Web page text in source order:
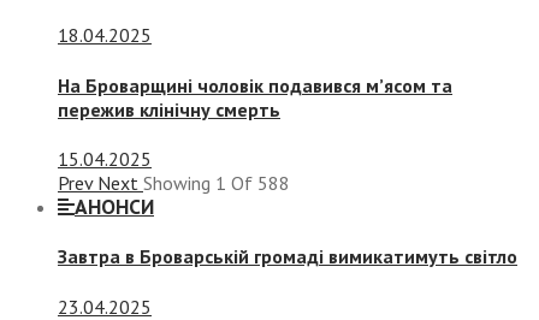
18.04.2025
На Броварщині чоловік подавився м’ясом та
пережив клінічну смерть
15.04.2025
Prev Next Showing 1 Of 588
АНОНСИ
Завтра в Броварській громаді вимикатимуть світло
23.04.2025